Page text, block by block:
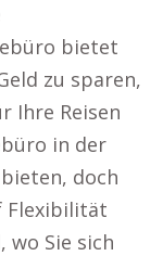
bietet
zu sparen,
Ihre Reisen
in der
doch
Flexibilität
wo Sie sich